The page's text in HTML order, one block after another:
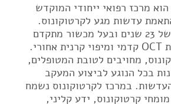
מרכז רפואי ייחודי המוקדש
עדשות מגע לקרטוקונוס.
המרכז בעל ניסיון של 23 שנים ובעל מכשור מתקדם
לבדיקת העין לרבות OCT קדמי ומיפוי קרנית אחורי.
מחויבים לטובת המטופלים,
בכל הנוגע לביצוע המעקב
במרכז לקרטוקונוס נשמח
קרטוקונוס, ידע קליני,